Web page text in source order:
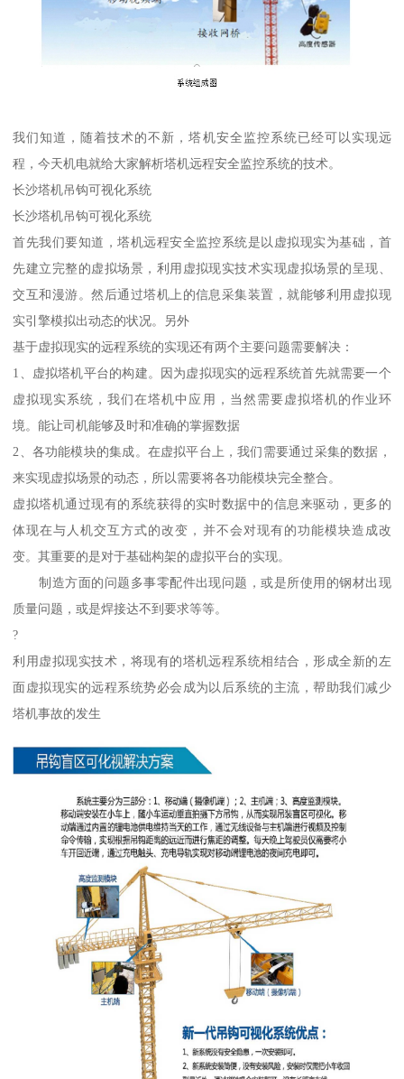
我们知道，随着技术的不新，塔机安全监控系统已经可以实现远
程，今天机电就给大家解析塔机远程安全监控系统的技术。
长沙塔机吊钩可视化系统
长沙塔机吊钩可视化系统
首先我们要知道，塔机远程安全监控系统是以虚拟现实为基础，首
先建立完整的虚拟场景，利用虚拟现实技术实现虚拟场景的呈现、
交互和漫游。然后通过塔机上的信息采集装置，就能够利用虚拟现
实引擎模拟出动态的状况。另外
基于虚拟现实的远程系统的实现还有两个主要问题需要解决：
1、虚拟塔机平台的构建。因为虚拟现实的远程系统首先就需要一个
虚拟现实系统，我们在塔机中应用，当然需要虚拟塔机的作业环
境。能让司机能够及时和准确的掌握数据
2、各功能模块的集成。在虚拟平台上，我们需要通过采集的数据，
来实现虚拟场景的动态，所以需要将各功能模块完全整合。
虚拟塔机通过现有的系统获得的实时数据中的信息来驱动，更多的
体现在与人机交互方式的改变，并不会对现有的功能模块造成改
变。其重要的是对于基础构架的虚拟平台的实现。
制造方面的问题多事零配件出现问题，或是所使用的钢材出现
质量问题，或是焊接达不到要求等等。
?
利用虚拟现实技术，将现有的塔机远程系统相结合，形成全新的左
面虚拟现实的远程系统势必会成为以后系统的主流，帮助我们减少
塔机事故的发生